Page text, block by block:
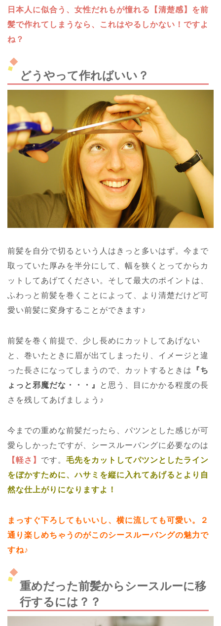
日本人に似合う、女性だれもが憧れる【清楚感】を前
髪で作れてしまうなら、これはやるしかない！ですよ
ね？
どうやって作ればいい？
前髪を自分で切るという人はきっと多いはず。今まで
取っていた厚みを半分にして、幅を狭くとってからカ
ットしてあげてください。そして最大のポイントは、
ふわっと前髪を巻くことによって、より清楚だけど可
愛い前髪に変身することができます♪
前髪を巻く前提で、少し長めにカットしてあげない
と、巻いたときに眉が出てしまったり、イメージと違
った長さになってしまうので、カットするときは
『ち
ょっと邪魔だな・・・』
と思う、目にかかる程度の長
さを残してあげましょう♪
今までの重めな前髪だったら、パツンとした感じが可
愛らしかったですが、シースルーバングに必要なのは
【軽さ】 です。 毛先をカットしてパツンとしたライン
をぼかすために、ハサミを縦に入れてあげるとより自
然な仕上がりになりますよ！
まっすぐ下ろしてもいいし、横に流しても可愛い。
２
通り楽しめちゃうのがこのシースルーバングの魅力で
すね♪
重めだった前髪からシースルーに移
行するには？？